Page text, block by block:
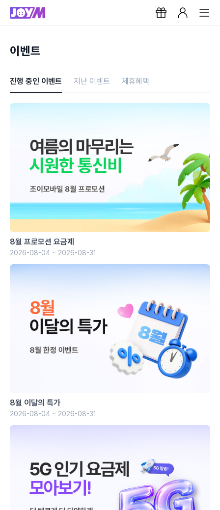
이벤트
진행 중인 이벤트 지난 이벤트 제휴혜택
8월 프로모션 요금제
2026-08-04 ~ 2026-08-31
8월 이달의 특가
2026-08-04 ~ 2026-08-31